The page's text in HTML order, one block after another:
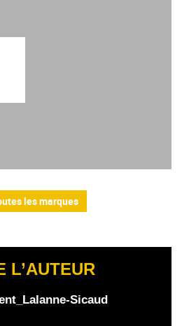
les marques
L’AUTEUR
Sicaud